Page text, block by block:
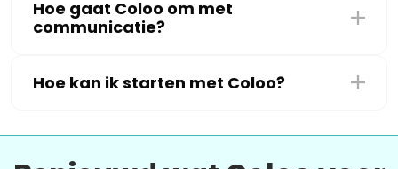
Hoe gaat Coloo om met
communicatie?
Hoe kan ik starten met Coloo?